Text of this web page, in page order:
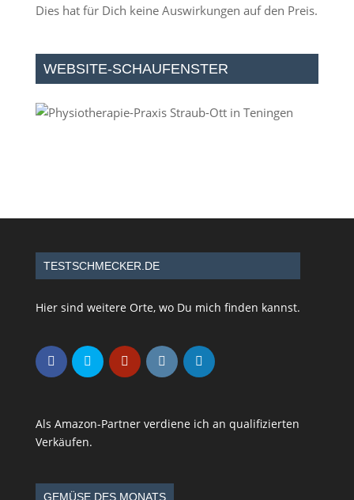
Dies hat für Dich keine Auswirkungen auf den Preis.
WEBSITE-SCHAUFENSTER
TESTSCHMECKER.DE
Hier sind weitere Orte, wo Du mich finden kannst.
Als Amazon-Partner verdiene ich an qualifizierten
Verkäufen.
GEMÜSE DES MONATS